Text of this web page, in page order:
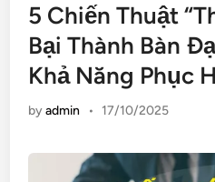
5 Chiến Thuật
Bại Thành Bàn
Khả Năng Phục
byadmin • 17/10/2025